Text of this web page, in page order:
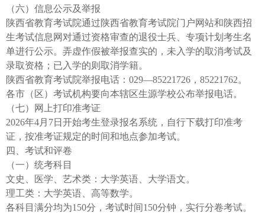
（六）信息公示及举报
陕西省教育考试院通过陕西省教育考试院门户网站和陕西招
生考试信息网对通过资格审查的退役士兵、专项计划考生名
单进行公示。弄虚作假被举报查实的，未入学的取消考试及
录取资格；已入学的则取消学籍。
陕西省教育考试院举报电话：029—85221726，85221762。
各市（区）考试机构要向本辖区生源学校公布举报电话。
（七）网上打印准考证
2026年4月7日开始考生登录报名系统，自行下载打印准考
证，按准考证规定的时间和地点参加考试。
四、考试和评卷
（一）统考科目
文史、医学、艺术类：大学英语、大学语文。
理工类：大学英语、高等数学。
各科目满分均为150分，考试时间150分钟，实行分卷考试。